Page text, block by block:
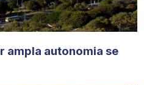
ampla autonomia se